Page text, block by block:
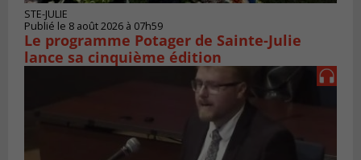
STE-JULIE
Publié le 8 août 2026 à 07h59
Le programme Potager de Sainte-Julie
lance sa cinquième édition